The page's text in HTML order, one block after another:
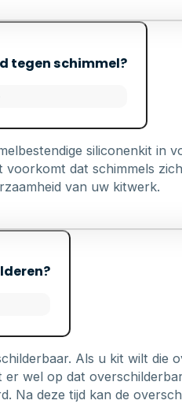
tegen schimmel?
siliconenkit in
voorkomt dat schimmels
van uw kitwerk.
Als u kit wilt die
er wel op dat
Na deze tijd kan de